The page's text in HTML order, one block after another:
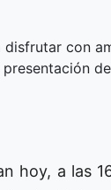
con
hoy, a las